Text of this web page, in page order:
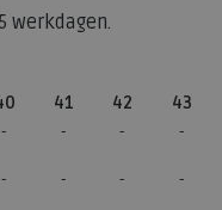
werkdagen.
41 42
43